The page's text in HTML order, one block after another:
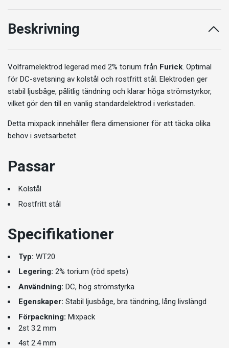
Beskrivning
Volframelektrod legerad med 2% torium från Furick. Optimal
för DC-svetsning av kolstål och rostfritt stål. Elektroden ger
stabil ljusbåge, pålitlig tändning och klarar höga strömstyrkor,
vilket gör den till en vanlig standardelektrod i verkstaden.
Detta mixpack innehåller flera dimensioner för att täcka olika
behov i svetsarbetet.
Passar
Kolstål
Rostfritt stål
Specifikationer
Typ: WT20
Legering: 2% torium (röd spets)
Användning: DC, hög strömstyrka
Egenskaper: Stabil ljusbåge, bra tändning, lång livslängd
Förpackning: Mixpack
2st 3.2 mm
4st 2.4 mm